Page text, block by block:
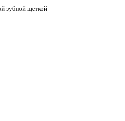
зубной щеткой